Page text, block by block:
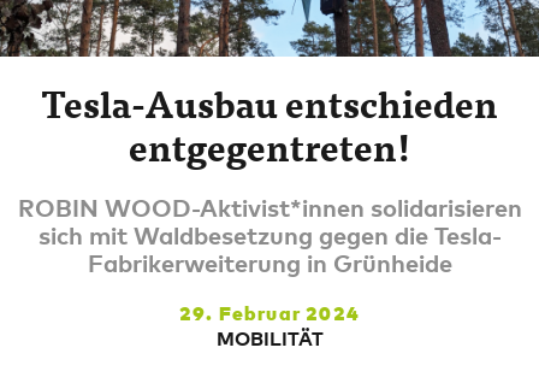
Tesla-Ausbau entschieden
entgegentreten!
ROBIN WOOD-Aktivist*innen solidarisieren
sich mit Waldbesetzung gegen die Tesla-
Fabrikerweiterung in Grünheide
29. Februar 2024
MOBILITÄT